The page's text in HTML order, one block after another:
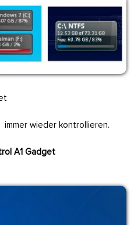
immer wieder kontrollieren.
A1 Gadget